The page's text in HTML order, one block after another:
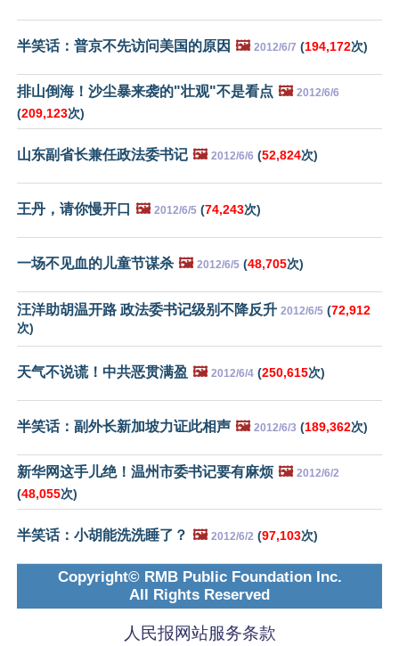
半笑话：普京不先访问美国的原因 🖼️ 2012/6/7 (194,172次)
排山倒海！沙尘暴来袭的"壮观"不是看点 🖼️ 2012/6/6
(209,123次)
山东副省长兼任政法委书记 🖼️ 2012/6/6 (52,824次)
王丹，请你慢开口 🖼️ 2012/6/5 (74,243次)
一场不见血的儿童节谋杀 🖼️ 2012/6/5 (48,705次)
汪洋助胡温开路 政法委书记级别不降反升 2012/6/5 (72,912
次)
天气不说谎！中共恶贯满盈 🖼️ 2012/6/4 (250,615次)
半笑话：副外长新加坡力证此相声 🖼️ 2012/6/3 (189,362次)
新华网这手儿绝！温州市委书记要有麻烦 🖼️ 2012/6/2
(48,055次)
半笑话：小胡能洗洗睡了？ 🖼️ 2012/6/2 (97,103次)
Copyright© RMB Public Foundation Inc.
All Rights Reserved
人民报网站服务条款